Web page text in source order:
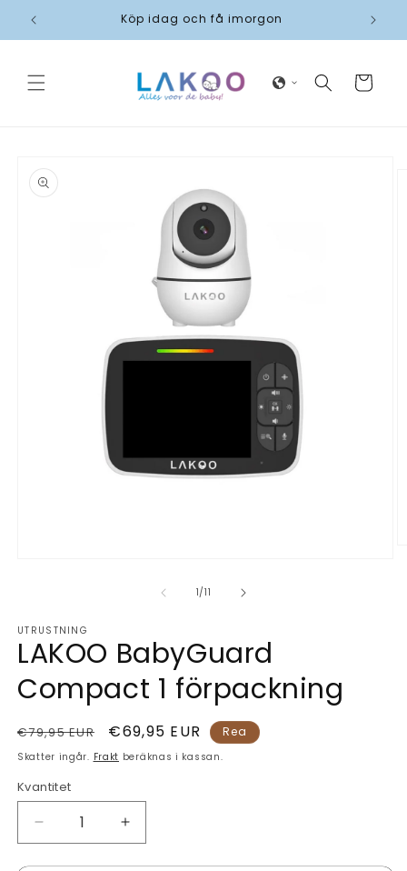
vidare
till
innehåll
Köp idag och få imorgon
Varukorg
1/av
11
UTRUSTNING
LAKOO BabyGuard
Compact 1 förpackning
Ordinarie
pris
€79,95 EUR Försäljningspris
€69,95 EUR Rea
Skatter ingår. Frakt beräknas i kassan.
Kvantitet
Minska
kvantitet
Öka
kvantitet